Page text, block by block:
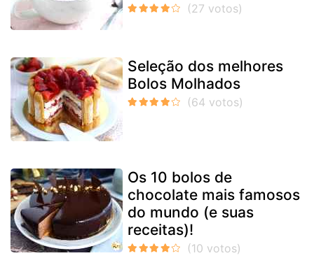
Seleção dos melhores
Bolos Molhados
Os 10 bolos de
chocolate mais famosos
do mundo (e suas
receitas)!